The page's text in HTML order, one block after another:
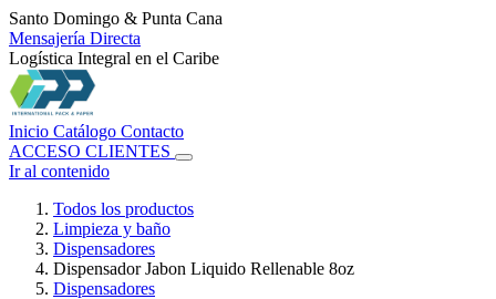
Santo Domingo & Punta Cana
Mensajería Directa
Logística Integral en el Caribe
Inicio Catálogo Contacto
ACCESO CLIENTES
Ir al contenido
Todos los productos
Limpieza y baño
Dispensadores
Dispensador Jabon Liquido Rellenable 8oz
Dispensadores